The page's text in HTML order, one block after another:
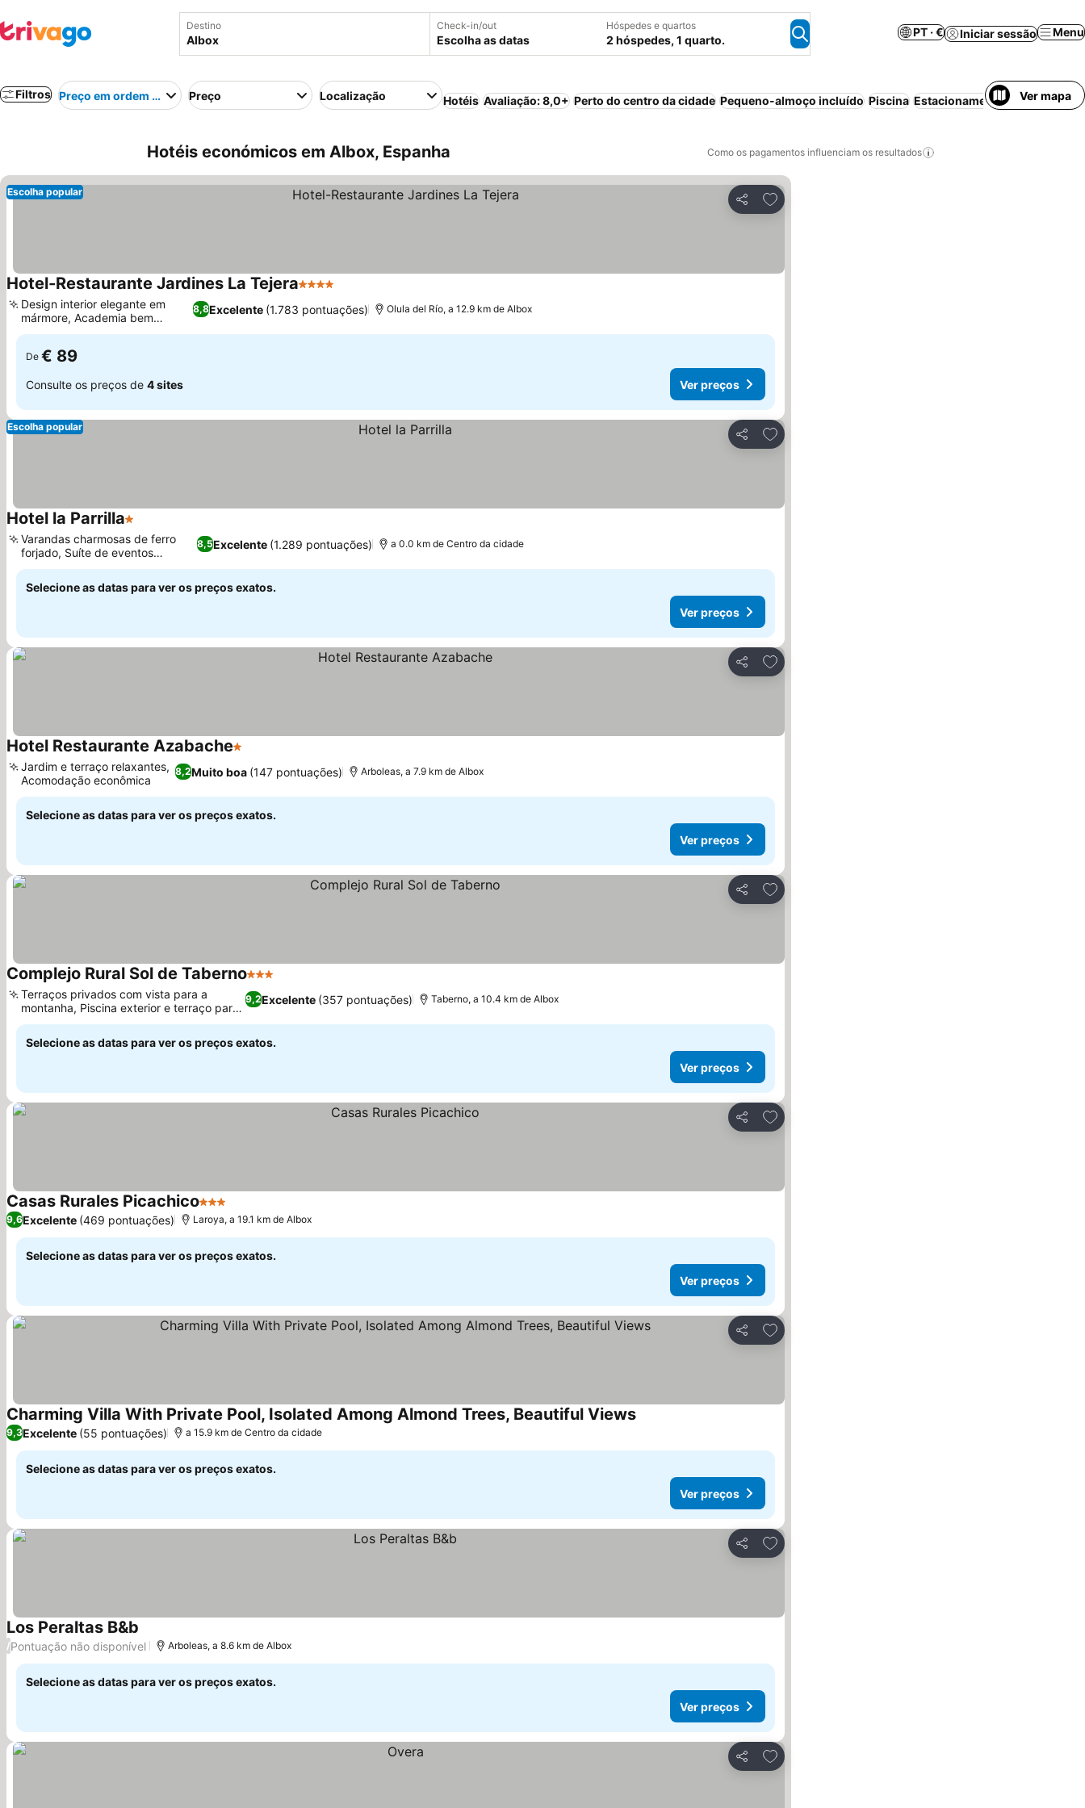
Destino Check-in/out
Escolha as datas
Hóspedes e quartos
2 hóspedes, 1 quarto.
PT · € Iniciar sessão Menu
Filtros Preço em ordem crescentePreço Localização Hotéis Avaliação: 8,0+ Perto do centro da cidade Pequeno-almoço incluído Piscina Estacionamento Praia
Ver mapa
Hotéis económicos em Albox, Espanha Como os pagamentos influenciam os resultados
Partilhar
Adicionar aos favoritos
Escolha popular
Hotel-Restaurante Jardines La Tejera4 Estrelas
8,8Excelente (1.783 pontuações)
Design interior elegante em
mármore, Academia bem
equipada
Olula del Río, a 12.9 km de Albox
De € 89
Consulte os preços de 4 sites Ver preços
Partilhar
Adicionar aos favoritos
Escolha popular
Hotel la Parrilla1 Estrelas
8,5Excelente (1.289 pontuações)
Varandas charmosas de ferro
forjado, Suíte de eventos
dedicada
a 0.0 km de Centro da cidade
Selecione as datas para ver os preços exatos.
Ver preços
Partilhar
Adicionar aos favoritos
Hotel Restaurante Azabache1 Estrelas
8,2Muito boa (147 pontuações)
Jardim e terraço relaxantes,
Acomodação econômica
Arboleas, a 7.9 km de Albox
Selecione as datas para ver os preços exatos.
Ver preços
Partilhar
Adicionar aos favoritos
Complejo Rural Sol de Taberno3 Estrelas
9,2Excelente (357 pontuações)
Terraços privados com vista para a
montanha, Piscina exterior e terraço para
banhos de sol
Taberno, a 10.4 km de Albox
Selecione as datas para ver os preços exatos.
Ver preços
Partilhar
Adicionar aos favoritos
Casas Rurales Picachico3 Estrelas
9,6Excelente (469 pontuações) Laroya, a 19.1 km de Albox
Selecione as datas para ver os preços exatos.
Ver preços
Partilhar
Adicionar aos favoritos
Charming Villa With Private Pool, Isolated Among Almond Trees, Beautiful Views
9,3Excelente (55 pontuações) a 15.9 km de Centro da cidade
Selecione as datas para ver os preços exatos.
Ver preços
Partilhar
Adicionar aos favoritos
Los Peraltas B&b
/Pontuação não disponível Arboleas, a 8.6 km de Albox
Selecione as datas para ver os preços exatos.
Ver preços
Partilhar
Adicionar aos favoritos